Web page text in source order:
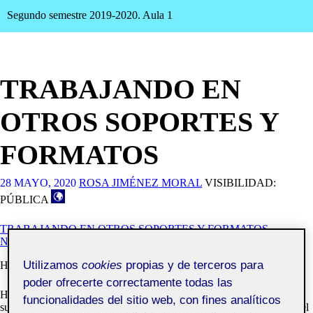
Segundo semestre 2019-2020. Aula 1
TRABAJANDO EN
OTROS SOPORTES Y
FORMATOS
28 MAYO, 2020 ROSA JIMÉNEZ MORAL VISIBILIDAD:
PÚBLICA
TRABAJANDO EN OTROS SOPORTES Y FORMATOS
NUEVOS FORMATOS DIGITALES
Hola a todos/as.
He realizado las siguientes pantallas que equivalen a la portada más
sumario, artículo que habla sobre la historia del lugar que representa el
Utilizamoscookies propias y de terceros para
poder ofrecerte correctamente todas las
funcionalidades del sitio web, con fines analíticos